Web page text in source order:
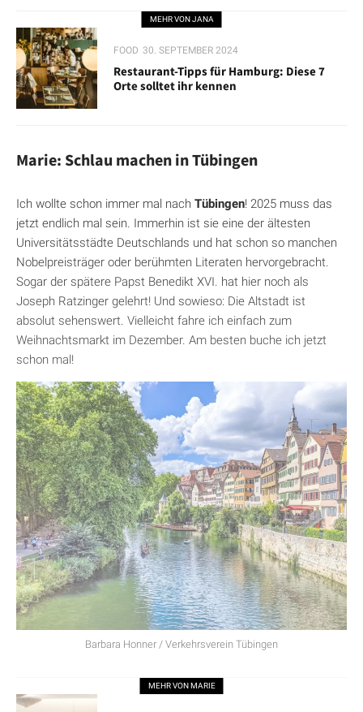
MEHR VON JANA
FOOD 30. SEPTEMBER 2024
Restaurant-Tipps für Hamburg: Diese 7
Orte solltet ihr kennen
Marie: Schlau machen in Tübingen
Ich wollte schon immer mal nach Tübingen! 2025 muss das
jetzt endlich mal sein. Immerhin ist sie eine der ältesten
Universitätsstädte Deutschlands und hat schon so manchen
Nobelpreisträger oder berühmten Literaten hervorgebracht.
Sogar der spätere Papst Benedikt XVI. hat hier noch als
Joseph Ratzinger gelehrt! Und sowieso: Die Altstadt ist
absolut sehenswert. Vielleicht fahre ich einfach zum
Weihnachtsmarkt im Dezember. Am besten buche ich jetzt
schon mal!
Barbara Honner / Verkehrsverein Tübingen
MEHR VON MARIE